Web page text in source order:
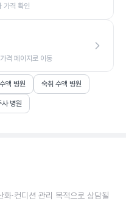
가격 확인
격 페이지로 이동
액 병원 숙취 수액 병원
사 병원
·컨디션 관리 목적으로 상담될